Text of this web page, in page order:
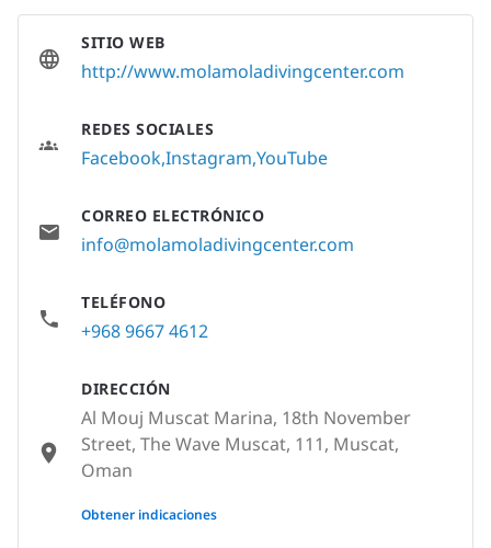
SITIO WEB
http://www.molamoladivingcenter.com
REDES SOCIALES
FacebookInstagram YouTube
CORREO ELECTRÓNICO
info@molamoladivingcenter.com
TELÉFONO
+968 9667 4612
DIRECCIÓN
Al Mouj Muscat Marina, 18th November
Street, The Wave Muscat, 111, Muscat,
Oman
None
Obtener indicaciones